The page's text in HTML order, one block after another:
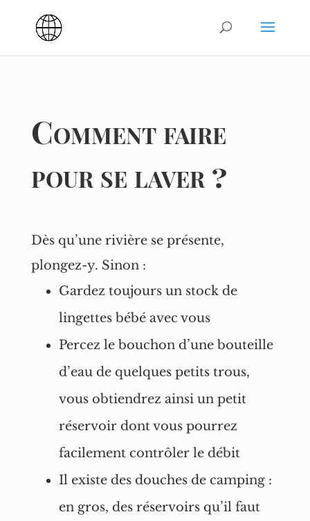
Comment faire
pour se laver ?
Dès qu’une rivière se présente,
plongez-y. Sinon :
Gardez toujours un stock de
lingettes bébé avec vous
Percez le bouchon d’une bouteille
d’eau de quelques petits trous,
vous obtiendrez ainsi un petit
réservoir dont vous pourrez
facilement contrôler le débit
Il existe des douches de camping :
en gros, des réservoirs qu’il faut